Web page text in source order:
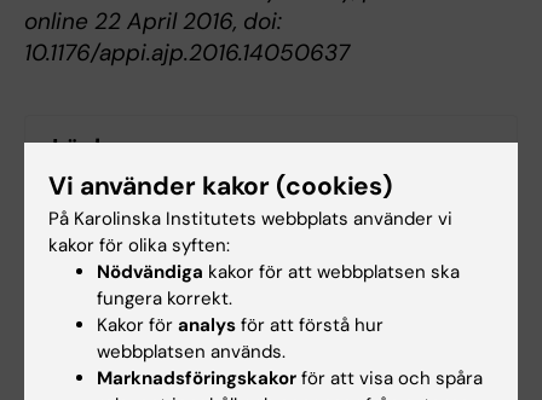
online 22 April 2016, doi:
10.1176/appi.ajp.2016.14050637
Länkar
Vårt pressmeddelande om studien
Beroendeforskning Psykiatri
Psykossjukdomar Suicidforskning
Vi använder kakor (cookies)
På Karolinska Institutets webbplats använder vi
kakor för olika syften:
Nödvändiga kakor för att webbplatsen ska
fungera korrekt.
Kakor för analys för att förstå hur
webbplatsen används.
Marknadsföringskakor för att visa och spåra